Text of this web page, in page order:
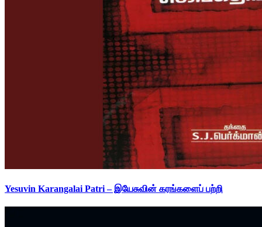
Yesuvin Karangalai Patri – இயேசுவின் கரங்களைப் பற்றி